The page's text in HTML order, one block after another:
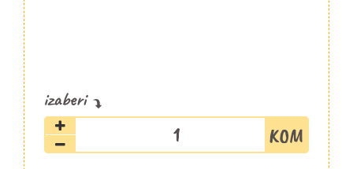
Začin
Mulato